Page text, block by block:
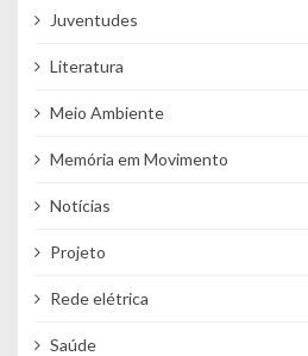
Juventudes
Literatura
Meio Ambiente
Memória em Movimento
Notícias
Projeto
Rede elétrica
Saúde